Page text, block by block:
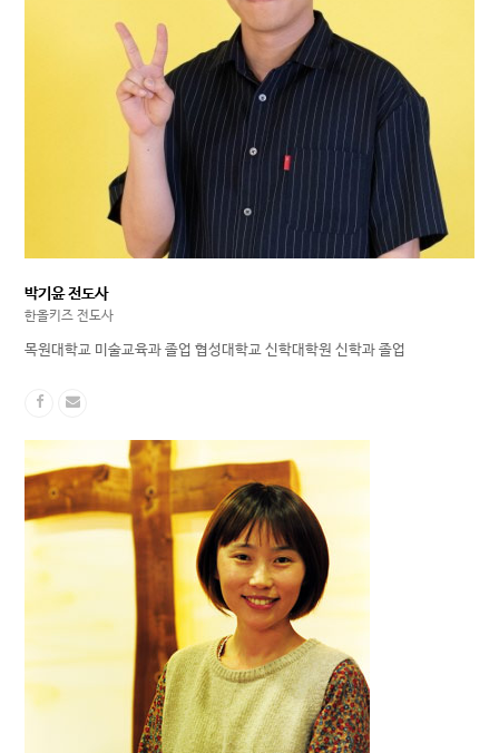
박기윤 전도사
한올키즈 전도사
목원대학교 미술교육과 졸업 협성대학교 신학대학원 신학과 졸업